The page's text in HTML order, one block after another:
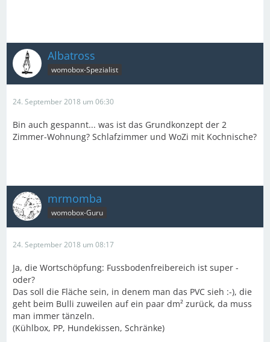
Albatross
womobox-Spezialist
24. September 2018 um 06:30
Bin auch gespannt... was ist das Grundkonzept der 2
Zimmer-Wohnung? Schlafzimmer und WoZi mit Kochnische?
mrmomba
womobox-Guru
24. September 2018 um 08:17
Ja, die Wortschöpfung: Fussbodenfreibereich ist super -
oder?
Das soll die Fläche sein, in denem man das PVC sieh :-), die
geht beim Bulli zuweilen auf ein paar dm² zurück, da muss
man immer tänzeln.
(Kühlbox, PP, Hundekissen, Schränke)